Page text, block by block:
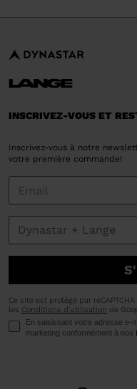
INSCRIVEZ-VOUS ET
Inscrivez-vous à notre
votre première commande!
Ce site est protégé par
les Conditions d'utilisation de
En saisissant votre adresse e-
marketing conformément à nos